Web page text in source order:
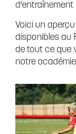
Voici un
disponibles au
de tout ce que
notre